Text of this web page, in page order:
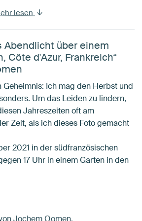
lesen
Abendlicht über einem
Côte d'Azur, Frankreich“
Geheimnis: Ich mag den Herbst und
Um das Leiden zu lindern,
Jahreszeiten oft am
Zeit, als ich dieses Foto gemacht
2021 in der südfranzösischen
17 Uhr in einem Garten in den
Jochem Oomen.